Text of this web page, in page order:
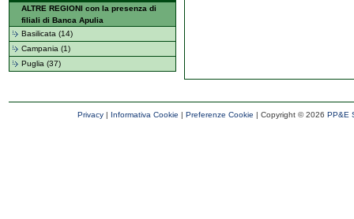
ALTRE REGIONI con la presenza di
filiali di Banca Apulia
Basilicata (14)
Campania (1)
Puglia (37)
Privacy| Informativa Cookie | Preferenze Cookie | Copyright ©2026 PP&E